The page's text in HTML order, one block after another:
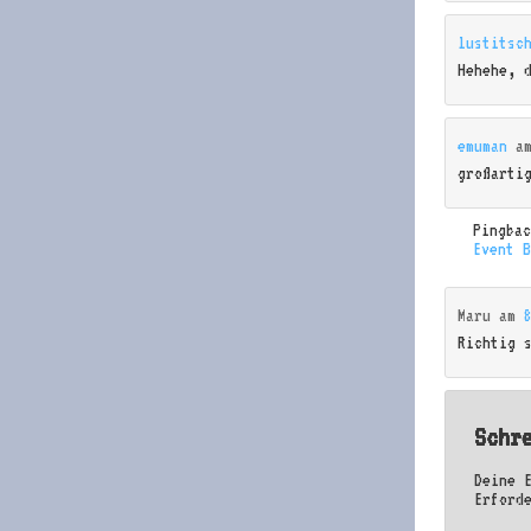
lustitsch
Hehehe,
emuman
Event
Maru am
Richtig
Deine